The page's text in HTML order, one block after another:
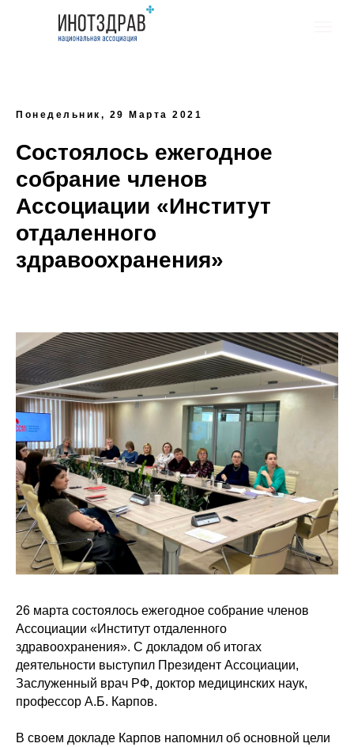
Понедельник, 29 Марта 2021
Состоялось ежегодное
собрание членов
Ассоциации «Институт
отдаленного
здравоохранения»
26 марта состоялось ежегодное собрание членов
Ассоциации «Институт отдаленного
здравоохранения». С докладом об итогах
деятельности выступил Президент Ассоциации,
Заслуженный врач РФ, доктор медицинских наук,
профессор А.Б. Карпов.
В своем докладе Карпов напомнил об основной цели